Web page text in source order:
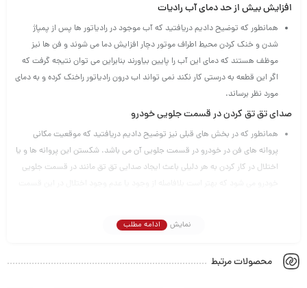
افزایش بیش از حد دمای آب رادیات
همانطور که توضیح دادیم دریافتید که آب موجود در رادیاتور ها پس از پمپاژ
شدن و خنک کردن محیط اطراف موتور دچار افزایش دما می شوند و فن ها نیز
موظف هستند که دمای این آب را پایین بیاورند بنابراین می توان نتیجه گرفت که
اگر این قطعه به درستی کار نکند نمی تواند اب درون رادیاتور راخنک کرده و به دمای
مورد نظر برساند.
صدای تق تق کردن در قسمت جلویی خودرو
همانطور که در بخش های قبلی نیز توضیح دادیم دریافتید که موقعیت مکانی
پروانه های فن در خودرو در قسمت جلویی آن می باشد. شکستن این پروانه ها و یا
اختلال در کار کردن به هر دلیلی باعث ایجاد صدایی تق تق مانند در قسمت جلویی
فن باشد چرا که عملکرد این دو قطعه کاملا با همدیگر مرتبط می باشد و
نمایش ادامه مطلب
محصولات مرتبط